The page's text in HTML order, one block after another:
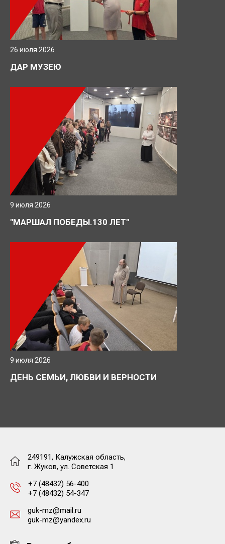
26 июля 2026
ДАР МУЗЕЮ
9 июля 2026
"МАРШАЛ ПОБЕДЫ.130 ЛЕТ"
9 июля 2026
ДЕНЬ СЕМЬИ, ЛЮБВИ И ВЕРНОСТИ
249191, Калужская область,
г. Жуков, ул. Советская 1
+7 (48432) 56-400
+7 (48432) 54-347
guk-mz@mail.ru
guk-mz@yandex.ru